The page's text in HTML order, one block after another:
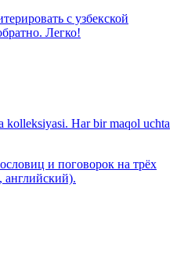
с узбекской
Легко!
kolleksiyasi. Har bir maqol uchta
и поговорок на трёх
английский).